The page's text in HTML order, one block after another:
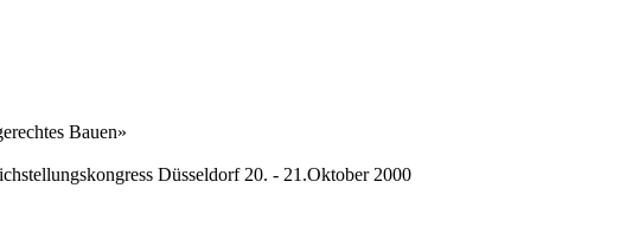
Bauen»
Düsseldorf 20. - 21.Oktober 2000